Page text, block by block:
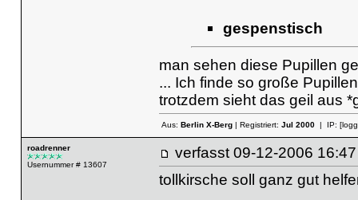
gespenstisch
man sehen diese Pupillen
... Ich finde so große
trotzdem sieht das geil aus
Aus: Berlin X-Berg| Registriert: Jul 2000| IP:
roadrenner
Usernummer # 13607
verfasst 09-12-2006
tollkirsche soll ganz gut